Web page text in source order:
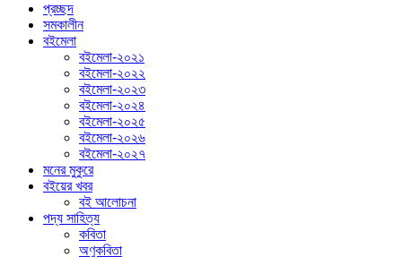
প্রচ্ছদ
সমকালীন
বইমেলা
বইমেলা-২০২১
বইমেলা-২০২২
বইমেলা-২০২৩
বইমেলা-২০২৪
বইমেলা-২০২৫
বইমেলা-২০২৬
বইমেলা-২০২৭
মনের মুকুরে
বইয়ের খবর
বই আলোচনা
পদ্য সাহিত্য
কবিতা
অণুকবিতা